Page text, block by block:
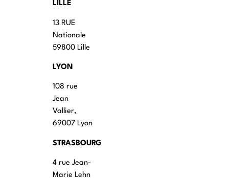
LILLE
13 RUE
Nationale
59800 Lille
LYON
108 rue
Jean
Vallier,
69007 Lyon
STRASBOURG
4 rue Jean-
Marie Lehn